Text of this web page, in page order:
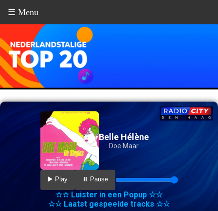
☰ Menu
Belle Hélène
Doe Maar
▶️ Play ⏸️ Pause
☆☆ Luister in een Popup ☆☆
☆☆ Laatst gespeelde tracks ☆☆